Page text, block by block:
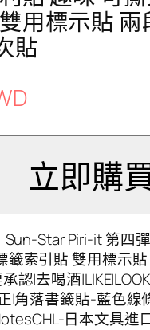
用標示貼
貼
Sun-Star Piri-it 第四
籤索引貼 雙用標示
認|去喝酒
|角落書籤貼-藍色線
日本文具進